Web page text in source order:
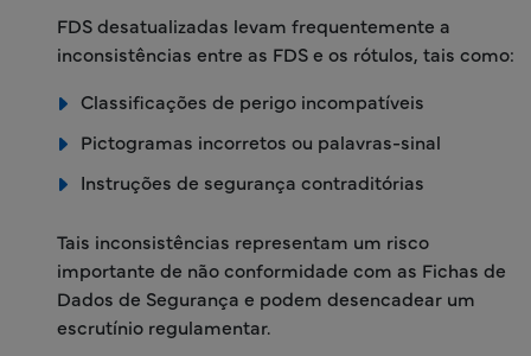
FDS desatualizadas levam frequentemente a
inconsistências entre as FDS e os rótulos, tais como:
Classificações de perigo incompatíveis
Pictogramas incorretos ou palavras-sinal
Instruções de segurança contraditórias
Tais inconsistências representam um risco
importante de não conformidade com as Fichas de
Dados de Segurança e podem desencadear um
escrutínio regulamentar.